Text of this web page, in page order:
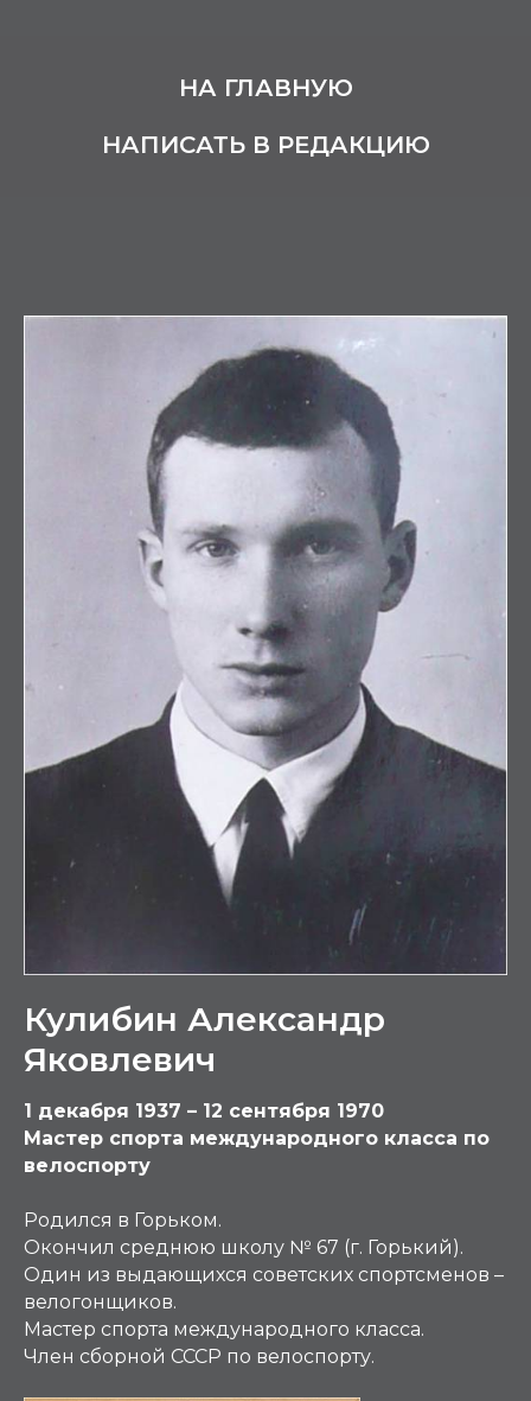
НА ГЛАВНУЮ
НАПИСАТЬ В РЕДАКЦИЮ
Кулибин Александр
Яковлевич
1 декабря 1937 – 12 сентября 1970
Мастер спорта международного класса по
велоспорту
Родился в Горьком.
Окончил среднюю школу № 67 (г. Горький).
Один из выдающихся советских спортсменов –
велогонщиков.
Мастер спорта международного класса.
Член сборной СССР по велоспорту.